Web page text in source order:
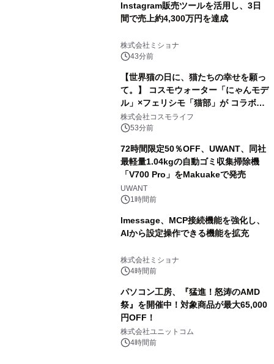
Instagram販売ツールを活用し、3日
間で売上約4,300万円を達成
株式会社ミショナ
43分前
【世界猫の日に、猫たちの幸せを願っ
て。】 コスモウォーター「にゃんモデ
ル」×フェリシモ「猫部」が コラボキ
ャンペーンを実施
株式会社コスモライフ
53分前
72時間限定50％OFF、UWANT、同社
最軽量1.04kgの自動ゴミ収集掃除機
「V700 Pro」をMakuakeで発売
UWANT
1時間前
lmessage、MCP接続機能を強化し、
AIから設定操作できる機能を拡充
株式会社ミショナ
4時間前
パソコン工房、『猛進！怒涛のAMD
祭』を開催中！対象商品が最大65,000
円OFF！
株式会社ユニットコム
4時間前